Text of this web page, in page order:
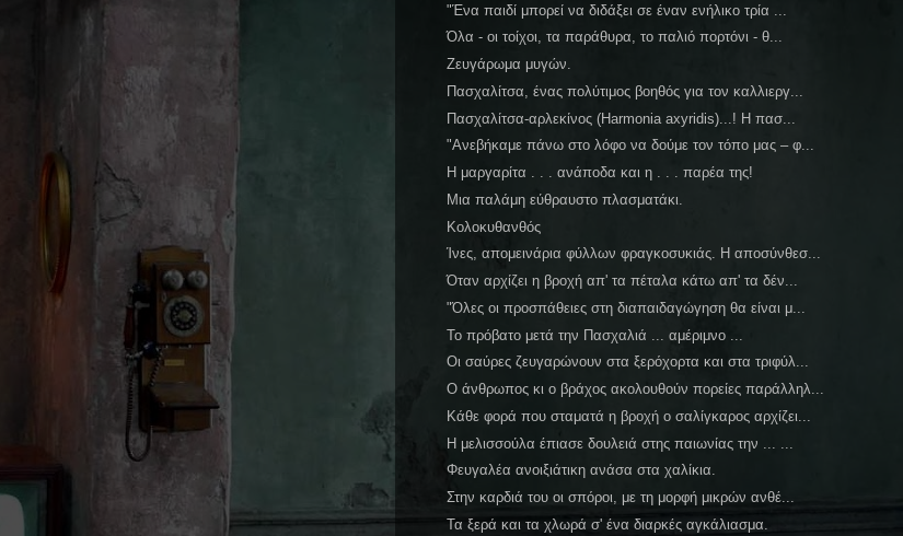
"Ένα παιδί μπορεί να διδάξει σε έναν ενήλικο τρία ...
Όλα - οι τοίχοι, τα παράθυρα, το παλιό πορτόνι - θ...
Ζευγάρωμα μυγών.
Πασχαλίτσα, ένας πολύτιμος βοηθός για τον καλλιεργ...
Πασχαλίτσα-αρλεκίνος (Ηarmonia axyridis)...! Η πασ...
"Ανεβήκαμε πάνω στο λόφο να δούμε τον τόπο μας – φ...
Η μαργαρίτα . . . ανάποδα και η . . . παρέα της!
Μια παλάμη εύθραυστο πλασματάκι.
Κολοκυθανθός
Ίνες, απομεινάρια φύλλων φραγκοσυκιάς. Η αποσύνθεσ...
Όταν αρχίζει η βροχή απ' τα πέταλα κάτω απ' τα δέν...
"Όλες οι προσπάθειες στη διαπαιδαγώγηση θα είναι μ...
Το πρόβατο μετά την Πασχαλιά ... αμέριμνο ...
Οι σαύρες ζευγαρώνουν στα ξερόχορτα και στα τριφύλ...
Ο άνθρωπος κι ο βράχος ακολουθούν πορείες παράλληλ...
Κάθε φορά που σταματά η βροχή ο σαλίγκαρος αρχίζει...
Η μελισσούλα έπιασε δουλειά στης παιωνίας την ... ...
Φευγαλέα ανοιξιάτικη ανάσα στα χαλίκια.
Στην καρδιά του οι σπόροι, με τη μορφή μικρών ανθέ...
Τα ξερά και τα χλωρά σ' ένα διαρκές αγκάλιασμα.